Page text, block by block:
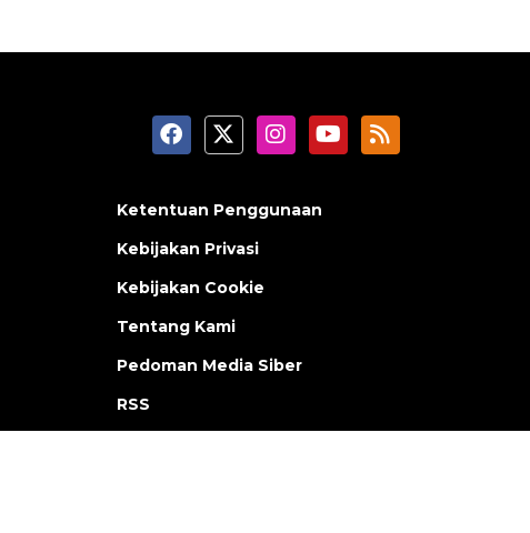
Ketentuan Penggunaan
Kebijakan Privasi
Kebijakan Cookie
Tentang Kami
Pedoman Media Siber
RSS